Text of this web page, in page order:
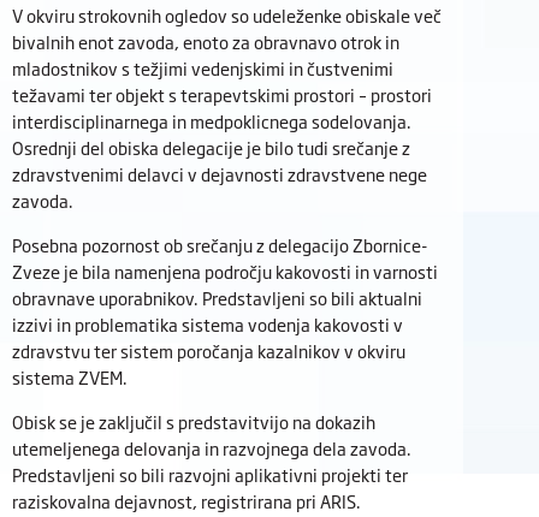
V okviru strokovnih ogledov so udeleženke obiskale več
bivalnih enot zavoda, enoto za obravnavo otrok in
mladostnikov s težjimi vedenjskimi in čustvenimi
težavami ter objekt s terapevtskimi prostori – prostori
interdisciplinarnega in medpoklicnega sodelovanja.
Osrednji del obiska delegacije je bilo tudi srečanje z
zdravstvenimi delavci v dejavnosti zdravstvene nege
zavoda.
Posebna pozornost ob srečanju z delegacijo Zbornice-
Zveze je bila namenjena področju kakovosti in varnosti
obravnave uporabnikov. Predstavljeni so bili aktualni
izzivi in problematika sistema vodenja kakovosti v
zdravstvu ter sistem poročanja kazalnikov v okviru
sistema ZVEM.
Obisk se je zaključil s predstavitvijo na dokazih
utemeljenega delovanja in razvojnega dela zavoda.
Predstavljeni so bili razvojni aplikativni projekti ter
raziskovalna dejavnost, registrirana pri ARIS.